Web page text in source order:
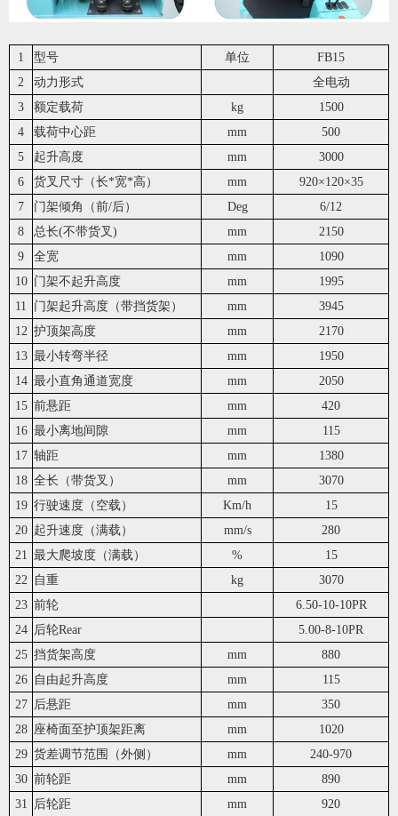
1 型号 单位
FB15
2
动力形式
全电动
3
额定载荷 kg
1500
4
载荷中心距 mm
500
5
起升高度 mm
3000
6
货叉尺寸（长*宽*高） mm
920×120×35
7
门架倾角（前/后） Deg
6/12
8
总长(不带货叉) mm
2150
9
全宽 mm
1090
10 门架不起升高度 mm
1995
11
门架起升高度（带挡货架） mm
3945
12 护顶架高度 mm
2170
13 最小转弯半径 mm
1950
14 最小直角通道宽度 mm
2050
15 前悬距 mm
420
16 最小离地间隙 mm
115
17 轴距 mm
1380
18 全长（带货叉） mm
3070
19 行驶速度（空载） Km/h
15
20 起升速度（满载） mm/s
280
21 最大爬坡度（满载） %
15
22
自重 kg
3070
23 前轮
6.50-10-10PR
24
后轮Rear
5.00-8-10PR
25 挡货架高度 mm
880
26
自由起升高度 mm
115
27
后悬距 mm
350
28 座椅面至护顶架距离 mm
1020
29 货差调节范围（外侧） mm
240-970
30 前轮距 mm
890
31
后轮距 mm 920